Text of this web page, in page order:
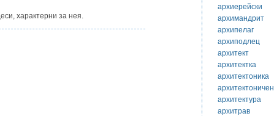
характерни за нея.
архиерейски
архимандрит
архипелаг
архиподлец
архитект
архитектка
архитектоника
архитектоничен
архитектура
архитрав